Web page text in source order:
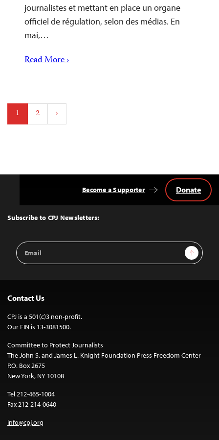
journalistes et mettant en place un organe
officiel de régulation, selon des médias. En
mai,…
Read More ›
Posts
pagination
1 2 ›
Top
Subscribe to CPJ Newsletters:
Email
Address
Sign Up
Become a Supporter Donate
Contact Us
CPJ is a 501(c)3 non-profit.
Our EIN is 13-3081500.
Committee to Protect Journalists
The John S. and James L. Knight Foundation Press Freedom Center
P.O. Box 2675
New York, NY 10108
Tel 212-465-1004
Fax 212-214-0640
info@cpj.org